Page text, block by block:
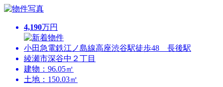
4,190万円
小田急電鉄江ノ島線高座渋谷駅徒歩48 長後駅
綾瀬市深谷中２丁目
建物：96.05㎡
土地：150.03㎡